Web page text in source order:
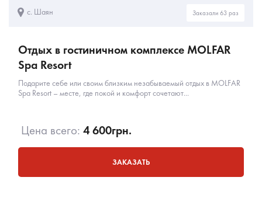
с. Шаян Заказали 63 раз
Отдых в гостиничном комплексе MOLFAR
Spa Resort
Подарите себе или своим близким незабываемый отдых в MOLFAR
Spa Resort – месте, где покой и комфорт сочетают...
Цена всего: 4 600грн.
ЗАКАЗАТЬ